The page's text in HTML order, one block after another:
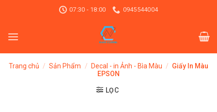
07:30 - 18:00 0945544004
Trang chủ / Sản Phẩm / Decal - in Ảnh - Bìa Màu / Giấy In Màu
EPSON
LỌC